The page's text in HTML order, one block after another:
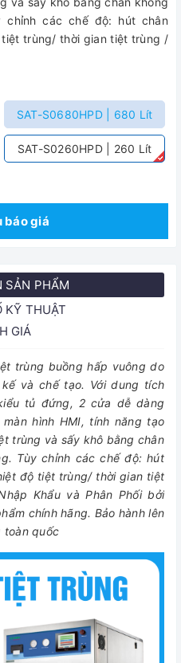
chỉnh các chế độ: hút chân
trùng/ thời gian tiệt trùng /
SAT-S0680HPD | 680 Lít
SAT-S0260HPD | 260 Lít
báo giá
SẢN PHẨM
KỸ THUẬT
GIÁ
trùng buồng hấp vuông do
và chế tạo. Với dung tích
tủ đứng, 2 cửa dễ dàng
hình HMI, tính năng tạo
trùng và sấy khô bằng chân
Tùy chỉnh các chế độ: hút
độ tiệt trùng/ thời gian tiệt
Khẩu và Phân Phối bởi
chính hãng. Bảo hành lên
toàn quốc